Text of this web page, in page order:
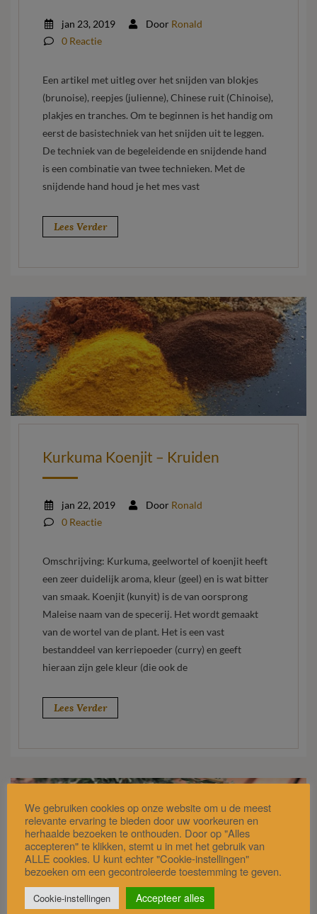
jan 23, 2019 Door Ronald
0 Reactie
Een artikel met uitleg over het snijden van blokjes
(brunoise), reepjes (julienne), Chinese ruit (Chinoise),
plakjes en tranches. Om te beginnen is het handig om
eerst de basistechniek van het snijden uit te leggen.
De techniek van de begeleidende en snijdende hand
is een combinatie van twee technieken. Met de
snijdende hand houd je het mes vast
Lees Verder
Kurkuma Koenjit – Kruiden
jan 22, 2019 Door Ronald
0 Reactie
Omschrijving: Kurkuma, geelwortel of koenjit heeft
een zeer duidelijk aroma, kleur (geel) en is wat bitter
van smaak. Koenjit (kunyit) is de van oorsprong
Maleise naam van de specerij. Het wordt gemaakt
van de wortel van de plant. Het is een vast
bestanddeel van kerriepoeder (curry) en geeft
hieraan zijn gele kleur (die ook de
Lees Verder
We gebruiken cookies op onze website om u de meest
relevante ervaring te bieden door uw voorkeuren en
herhaalde bezoeken te onthouden. Door op "Alles
accepteren" te klikken, stemt u in met het gebruik van
ALLE cookies. U kunt echter "Cookie-instellingen"
bezoeken om een gecontroleerde toestemming te geven.
Cookie-instellingen Accepteer alles